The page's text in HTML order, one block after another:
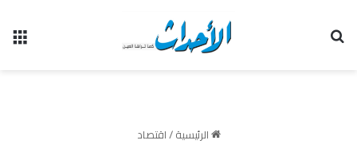
الرئيسية/اقتصاد